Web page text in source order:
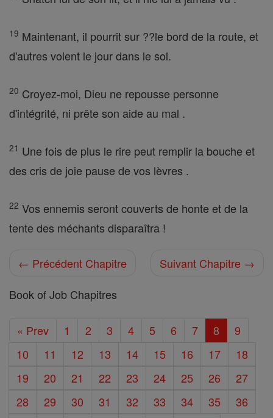
19 Maintenant, il pourrit sur ??le bord de la route, et
d'autres voient le jour dans le sol.
20 Croyez-moi, Dieu ne repousse personne
d'intégrité, ni prête son aide au mal .
21 Une fois de plus le rire peut remplir la bouche et
des cris de joie pause de vos lèvres .
22 Vos ennemis seront couverts de honte et de la
tente des méchants disparaîtra !
← Précédent Chapitre
Suivant Chapitre →
Book of Job Chapitres
« Prev 1 2 3 4 5 6 7 8
9
10
11 12 13 14 15 16 17
18
19
20 21 22 23 24 25 26
27
28
29 30 31 32 33 34 35
36